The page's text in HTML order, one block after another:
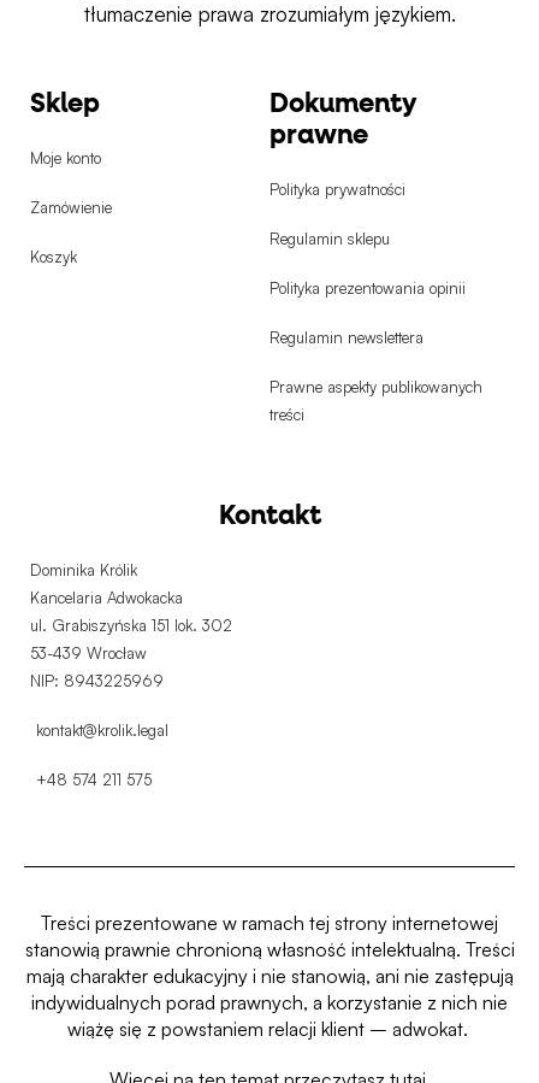
tłumaczenie prawa zrozumiałym językiem.
Sklep
Moje konto
Zamówienie
Koszyk
Dokumenty
prawne
Polityka prywatności
Regulamin sklepu
Polityka prezentowania opinii
Regulamin newslettera
Prawne aspekty publikowanych
treści
Kontakt
Dominika Królik
Kancelaria Adwokacka
ul. Grabiszyńska 151 lok. 302
53-439 Wrocław
NIP: 8943225969
kontakt@krolik.legal
+48 574 211 575
Treści prezentowane w ramach tej strony internetowej
stanowią prawnie chronioną własność intelektualną. Treści
mają charakter edukacyjny i nie stanowią, ani nie zastępują
indywidualnych porad prawnych, a korzystanie z nich nie
wiążę się z powstaniem relacji klient – adwokat.